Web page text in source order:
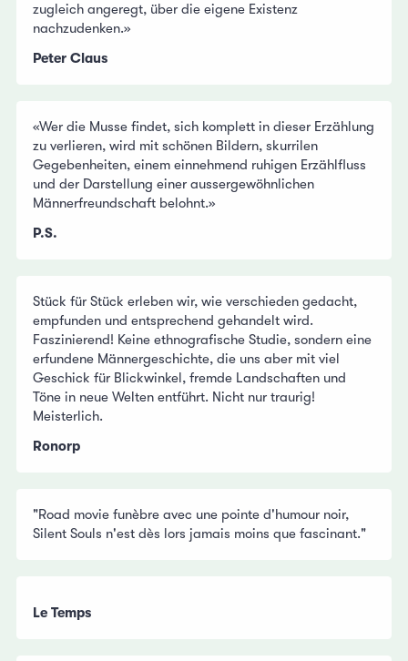
zugleich angeregt, über die eigene Existenz
nachzudenken.»
Peter Claus
«Wer die Musse findet, sich komplett in dieser Erzählung
zu verlieren, wird mit schönen Bildern, skurrilen
Gegebenheiten, einem einnehmend ruhigen Erzählfluss
und der Darstellung einer aussergewöhnlichen
Männerfreundschaft belohnt.»
P.S.
Stück für Stück erleben wir, wie verschieden gedacht,
empfunden und entsprechend gehandelt wird.
Faszinierend! Keine ethnografische Studie, sondern eine
erfundene Männergeschichte, die uns aber mit viel
Geschick für Blickwinkel, fremde Landschaften und
Töne in neue Welten entführt. Nicht nur traurig!
Meisterlich.
Ronorp
"Road movie funèbre avec une pointe d'humour noir,
Silent Souls n'est dès lors jamais moins que fascinant."
Le Temps